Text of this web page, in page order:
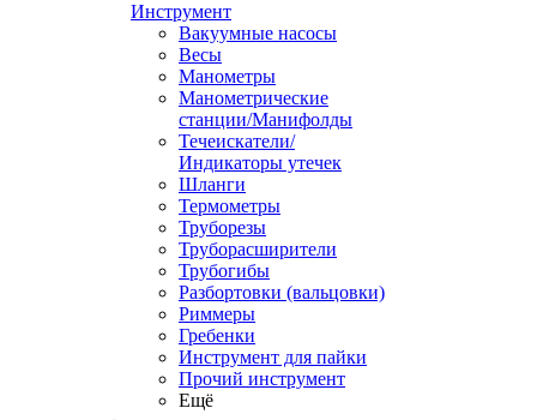
Инструмент
Вакуумные насосы
Весы
Манометры
Манометрические
станции/Манифолды
Течеискатели/
Индикаторы утечек
Шланги
Термометры
Труборезы
Труборасширители
Трубогибы
Разбортовки (вальцовки)
Риммеры
Гребенки
Инструмент для пайки
Прочий инструмент
Ещё